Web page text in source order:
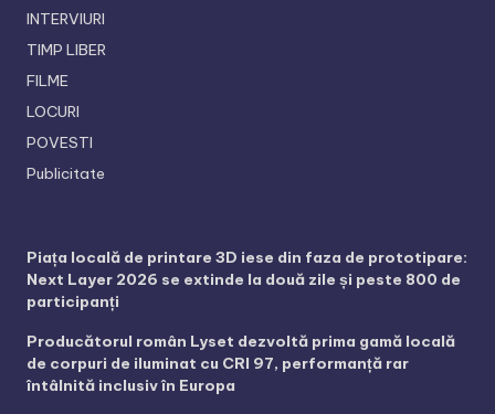
INTERVIURI
TIMP LIBER
FILME
LOCURI
POVESTI
Publicitate
Piața locală de printare 3D iese din faza de prototipare:
Next Layer 2026 se extinde la două zile și peste 800 de
participanți
Producătorul român Lyset dezvoltă prima gamă locală
de corpuri de iluminat cu CRI 97, performanță rar
întâlnită inclusiv în Europa